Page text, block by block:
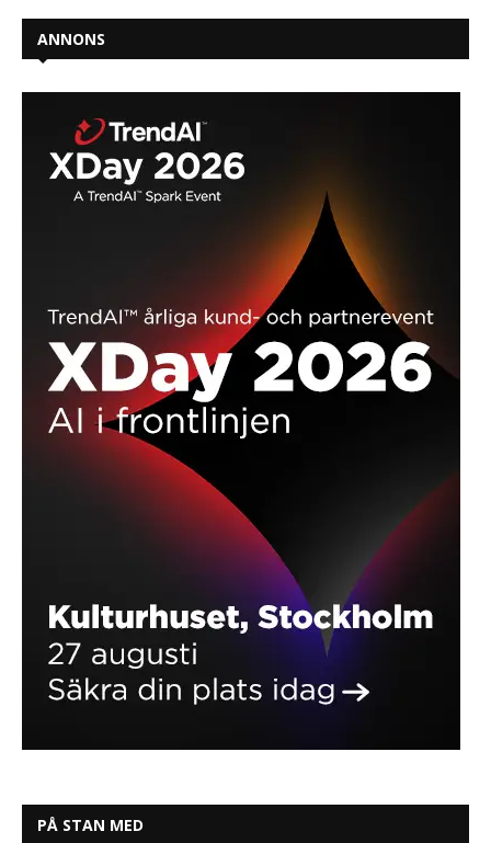
ANNONS
PÅ STAN MED